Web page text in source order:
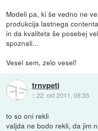
Modeli pa, ki še vedno ne
produkcija lastnega
in da kvaliteta še posebej
spoznali...
Vesel sem, zelo vesel!
trnvpeti
::22. okt 2011, 08:35
to so oni rekli
valjda ne bodo rekli, da jim